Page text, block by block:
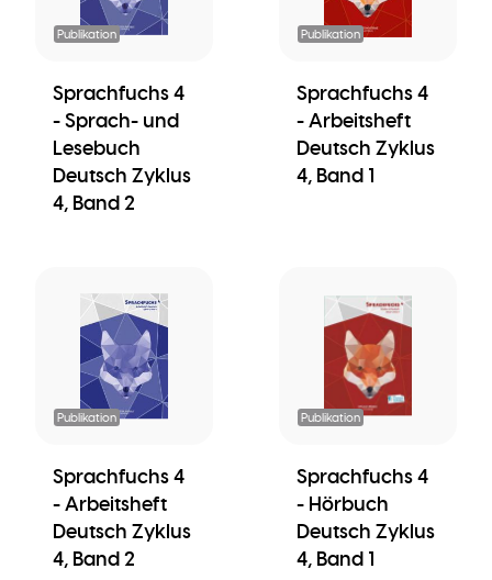
Publikation
Sprachfuchs 4
- Sprach- und
Lesebuch
Deutsch Zyklus
4, Band 2
Publikation
Sprachfuchs 4
- Arbeitsheft
Deutsch Zyklus
4, Band 1
Publikation
Sprachfuchs 4
- Arbeitsheft
Deutsch Zyklus
4, Band 2
Publikation
Sprachfuchs 4
- Hörbuch
Deutsch Zyklus
4, Band 1